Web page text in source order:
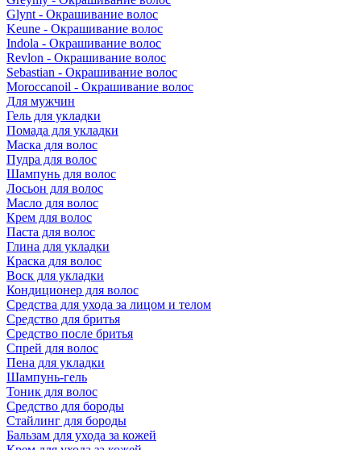
Glynt - Окрашивание волос
Keune - Окрашивание волос
Indola - Окрашивание волос
Revlon - Окрашивание волос
Sebastian - Окрашивание волос
Moroccanoil - Окрашивание волос
Для мужчин
Гель для укладки
Помада для укладки
Маска для волос
Пудра для волос
Шампунь для волос
Лосьон для волос
Масло для волос
Крем для волос
Паста для волос
Глина для укладки
Краска для волос
Воск для укладки
Кондиционер для волос
Средства для ухода за лицом и телом
Средство для бритья
Средство после бритья
Спрей для волос
Пена для укладки
Шампунь-гель
Тоник для волос
Средство для бороды
Стайлинг для бороды
Бальзам для ухода за кожей